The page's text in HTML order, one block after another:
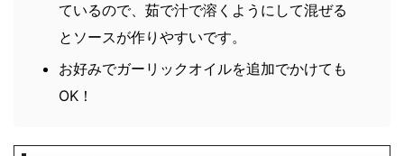
ているので、茹で汁で溶くようにして混ぜる
とソースが作りやすいです。
お好みでガーリックオイルを追加でかけても
OK！